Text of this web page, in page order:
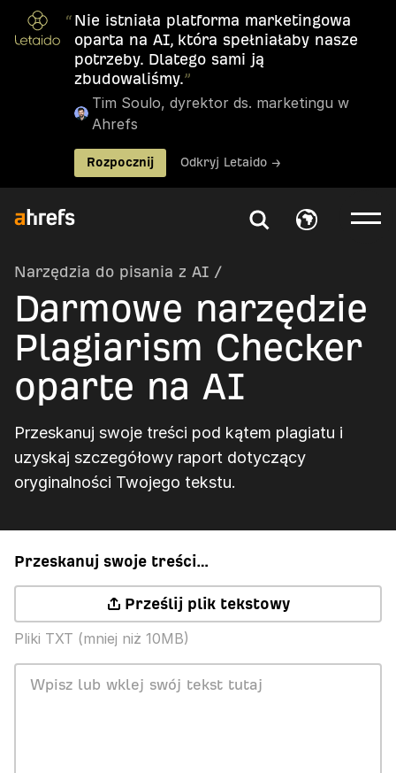
“ Nie istniała platforma marketingowa
oparta na AI, która spełniałaby nasze
potrzeby. Dlatego sami ją
zbudowaliśmy.”
Tim Soulo, dyrektor ds. marketingu w
Ahrefs
Rozpocznij Odkryj Letaido →
Narzędzia do pisania z AI /
Darmowe narzędzie
Plagiarism Checker
oparte na AI
Przeskanuj swoje treści pod kątem plagiatu i
uzyskaj szczegółowy raport dotyczący
oryginalności Twojego tekstu.
Przeskanuj swoje treści…
Prześlij plik tekstowy
Pliki TXT (mniej niż 10MB)